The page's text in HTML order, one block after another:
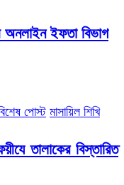
অনলাইন ইফতা বিভাগ
পোস্ট মাসায়িল শিখি
তালাকের বিস্তারিত